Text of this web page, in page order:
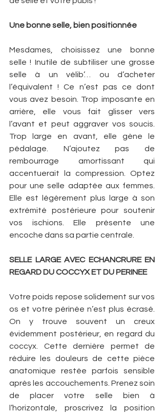
Une bonne selle, bien positionnée
Mesdames, choisissez une bonne
selle­ ! Inutile de subtiliser une grosse
selle à un vélib’… ou d’acheter
l’équivalent ! Ce n’est pas ce dont
vous avez besoin. Trop imposante en
arrière, elle vous fait glisser vers
l’avant et peut aggraver vos soucis.
Trop large en avant, elle gène le
pédalage. N’ajoutez pas de
rembourrage amortissant qui
accentuerait la compression. Optez
pour une selle adaptée aux femmes.
Elle est légèrement plus large à son
extrémité postérieure pour soutenir
vos ischions. Elle présente une
encoche dans sa partie centrale.
SELLE LARGE AVEC ECHANCRURE EN
REGARD DU COCCYX ET DU PERINEE
Votre poids repose solidement sur vos
os et votre périnée n’est plus écrasé.
On y trouve souvent un creux
évidemment postérieur, en regard du
coccyx. Cette dernière permet de
réduire les douleurs de cette pièce
anatomique restée parfois sensible
après les accouchements. Prenez soin
de placer votre selle bien à
l’horizontale, proscrivez la position